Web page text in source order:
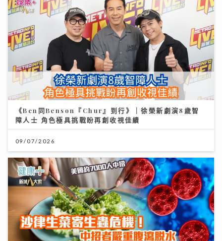
《Ben同Benson『Chur』到行》｜徐榮新劇演8歲智
障人士 角色極具挑戰盼再創收視佳績
09/07/2026